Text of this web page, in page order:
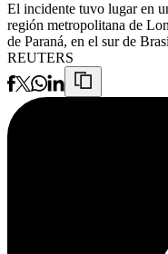
El incidente tuvo lugar en
región metropolitana de
de Paraná, en el sur de
REUTERS